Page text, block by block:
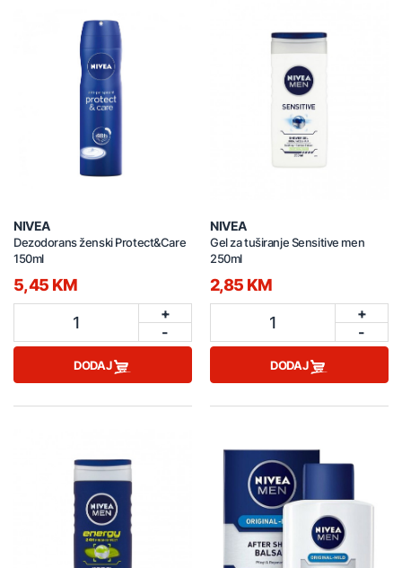
NIVEA
Dezodorans ženski Protect&Care
150ml
5,45 KM
1
+
-
DODAJ
NIVEA
Gel za tuširanje Sensitive men
250ml
2,85 KM
1
+
-
DODAJ